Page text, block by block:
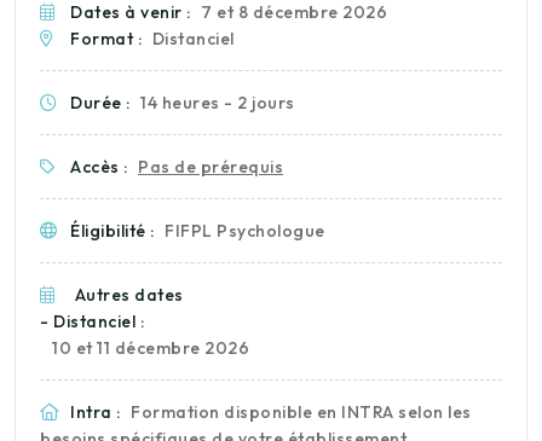
Dates à venir : 7 et 8 décembre 2026
Format : Distanciel
Durée : 14 heures - 2 jours
Accès : Pas de prérequis
Éligibilité : FIFPL Psychologue
Autres dates
- Distanciel :
10 et 11 décembre 2026
Intra : Formation disponible en INTRA selon les